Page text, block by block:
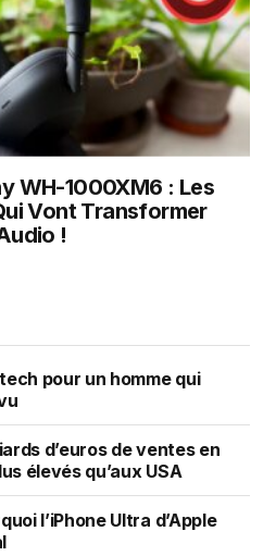
WH-1000XM6 : Les
Vont Transformer
!
pour un homme qui
d’euros de ventes en
élevés qu’aux USA
l’iPhone Ultra d’Apple